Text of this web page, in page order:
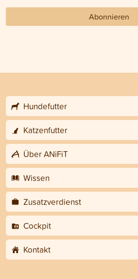
Abonnieren
Hundefutter
Katzenfutter
Über ANiFiT
Wissen
Zusatzverdienst
Cockpit
Kontakt